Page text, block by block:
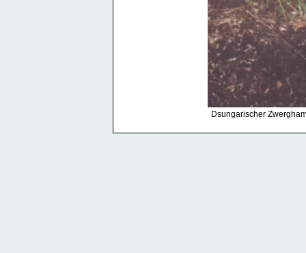
Dsungarischer